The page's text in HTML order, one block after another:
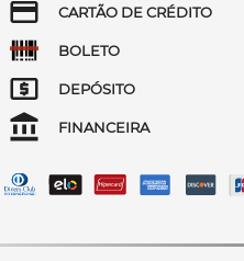
CARTÃO DE CRÉDITO
BOLETO
DEPÓSITO
FINANCEIRA